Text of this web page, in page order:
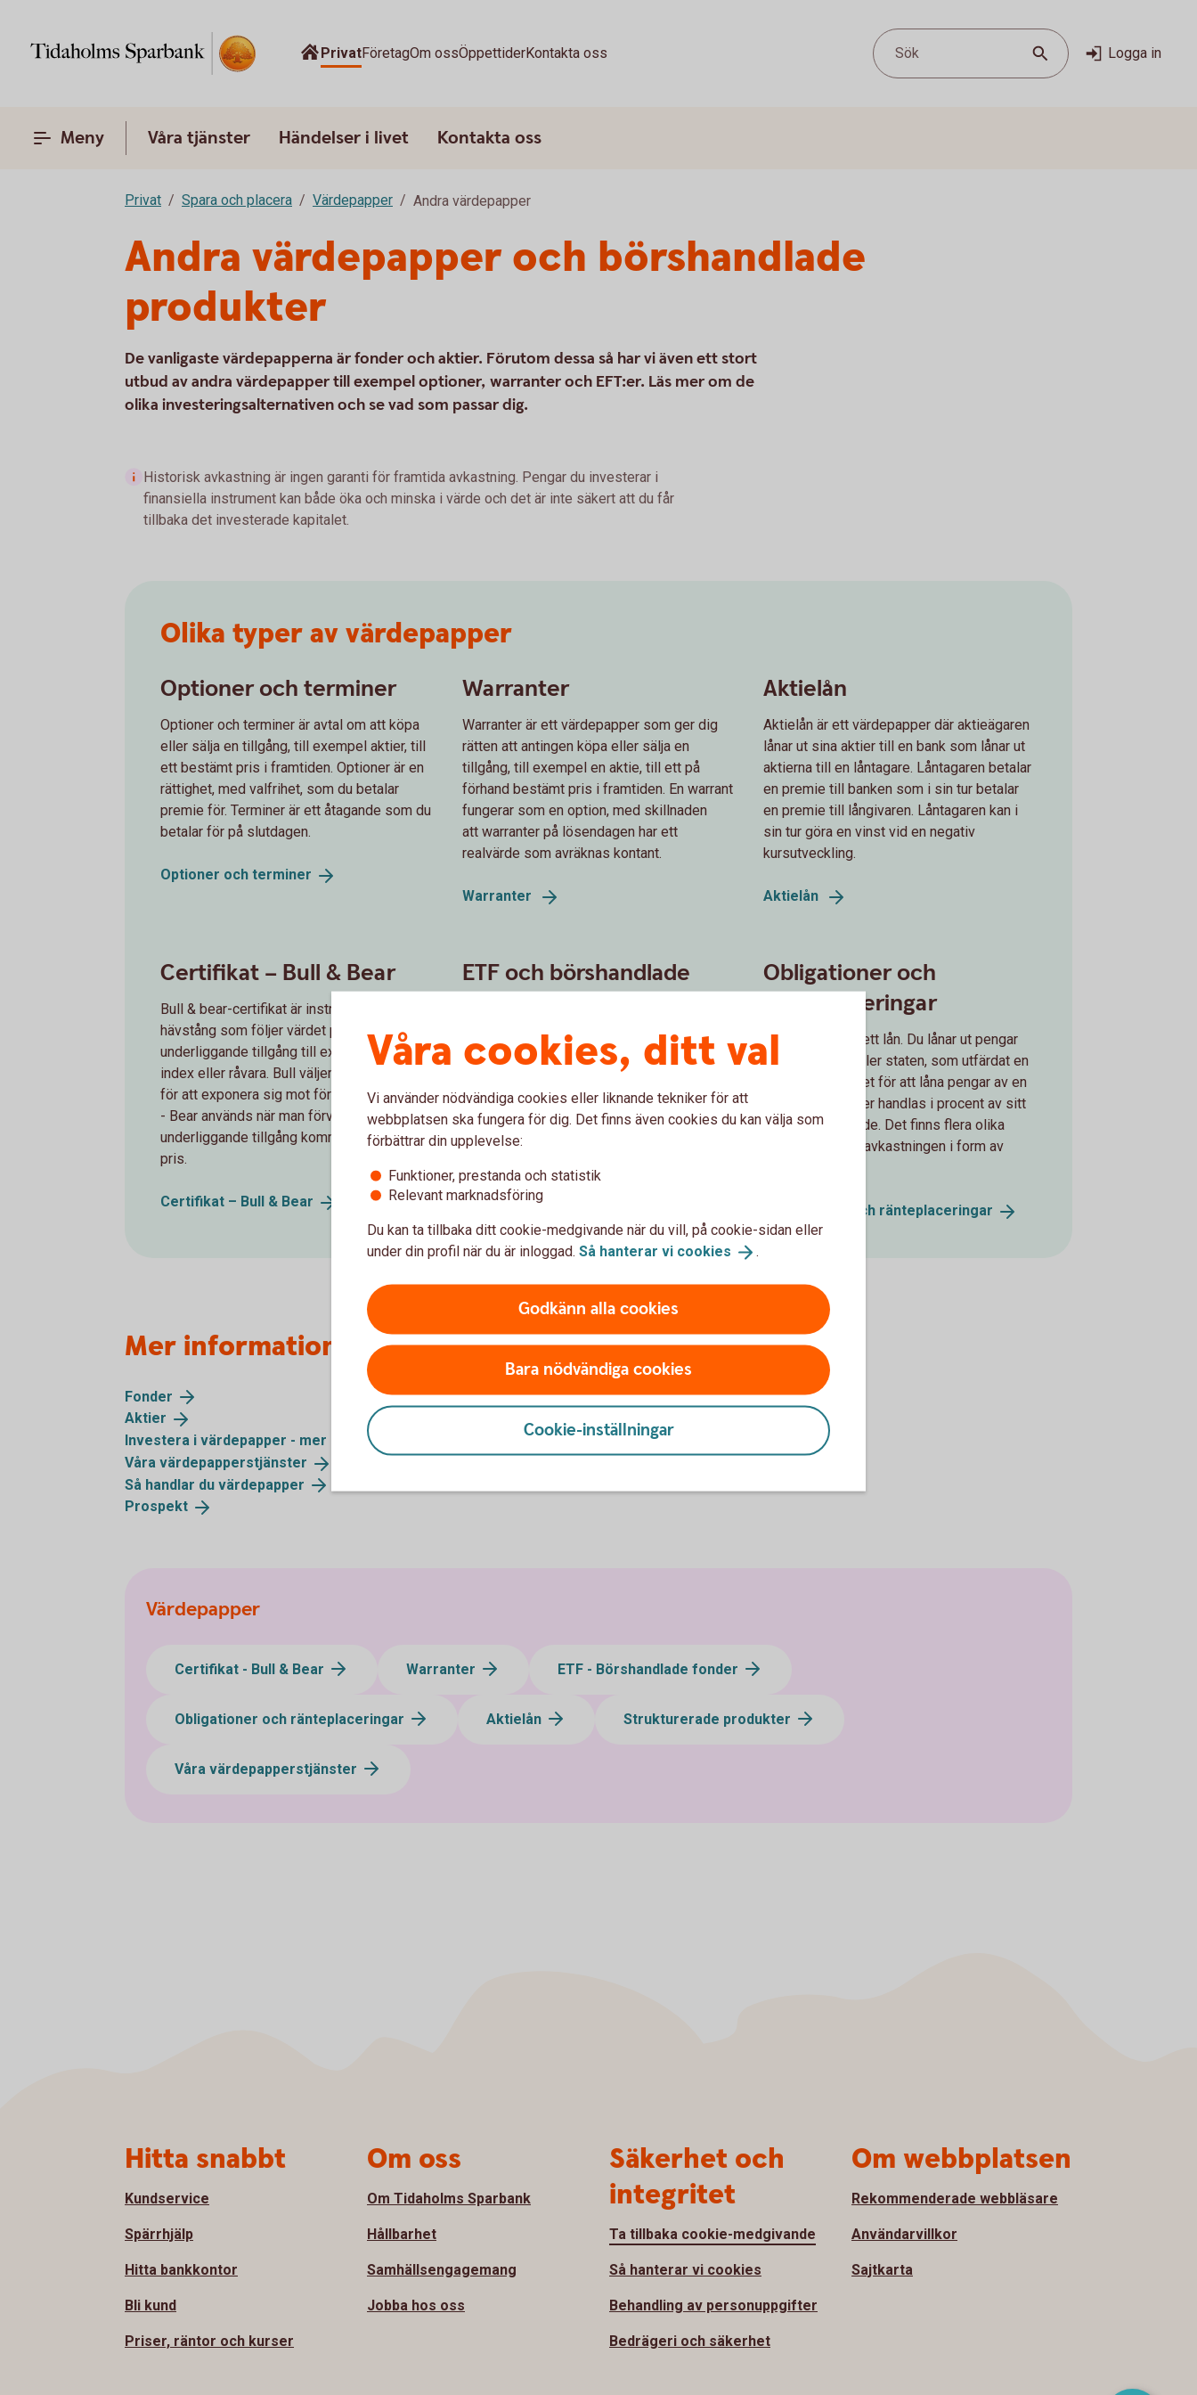
PrivatFöretagOm ossÖppettiderKontakta oss Sök Logga in
Meny Våra tjänster Händelser i livet Kontakta oss
Privat Spara och placera Värdepapper Andra värdepapper
Andra värdepapper och börshandlade
produkter
De vanligaste värdepapperna är fonder och aktier. Förutom dessa så har vi även ett stort
utbud av andra värdepapper till exempel optioner, warranter och EFT:er. Läs mer om de
olika investeringsalternativen och se vad som passar dig.
Historisk avkastning är ingen garanti för framtida avkastning. Pengar du investerar i
finansiella instrument kan både öka och minska i värde och det är inte säkert att du får
tillbaka det investerade kapitalet.
Olika typer av värdepapper
Optioner och terminer
Optioner och terminer är avtal om att köpa
eller sälja en tillgång, till exempel aktier, till
ett bestämt pris i framtiden. Optioner är en
rättighet, med valfrihet, som du betalar
premie för. Terminer är ett åtagande som du
betalar för på slutdagen.
Optioner och terminer
Warranter
Warranter är ett värdepapper som ger dig
rätten att antingen köpa eller sälja en
tillgång, till exempel en aktie, till ett på
förhand bestämt pris i framtiden. En warrant
fungerar som en option, med skillnaden
att warranter på lösendagen har ett
realvärde som avräknas kontant.
Warranter
Aktielån
Aktielån är ett värdepapper där aktieägaren
lånar ut sina aktier till en bank som lånar ut
aktierna till en låntagare. Låntagaren betalar
en premie till banken som i sin tur betalar
en premie till långivaren. Låntagaren kan i
sin tur göra en vinst vid en negativ
kursutveckling.
Aktielån
Certifikat – Bull & Bear
Bull & bear-certifikat är instrument med
hävstång som följer värdet på en
underliggande tillgång till exempel en aktie,
index eller råvara. Bull väljer kan användas
för att exponera sig mot förväntad uppgång
- Bear används när man förväntar sig att
underliggande tillgång kommer att minska i
pris.
Certifikat – Bull & Bear
ETF och börshandlade
ETF (Exchange Traded Fund) är en
börshandlad fond som kombinerar aktiens
riskspridning. ETF följer utvecklingen på en
underliggande tillgång, till exempel ett
index, en råvara eller en valuta. Den kan vara
med eller utan hävstång.
Obligationer och
ränteplaceringar
En obligation är ett lån. Du lånar ut pengar
till ett företag, eller staten, som utfärdat en
obligation i stället för att låna pengar av en
bank. Obligationer handlas i procent av sitt
ursprungliga värde. Det finns flera olika
typer och du får avkastningen i form av
Obligationer och ränteplaceringar
Mer information
Fonder
Aktier
Investera i värdepapper - mer
information
Våra värdepapperstjänster
Så handlar du värdepapper
Prospekt
Värdepapper
Certifikat - Bull & Bear Warranter ETF - Börshandlade fonder
Obligationer och ränteplaceringar Aktielån Strukturerade produkter
Våra värdepapperstjänster
Våra cookies, ditt val
Vi använder nödvändiga cookies eller liknande tekniker för att
webbplatsen ska fungera för dig. Det finns även cookies du kan välja som
förbättrar din upplevelse:
Funktioner, prestanda och statistik
Relevant marknadsföring
Du kan ta tillbaka ditt cookie-medgivande när du vill, på cookie-sidan eller
under din profil när du är inloggad. Så hanterar vi cookies .
Godkänn alla cookies
Bara nödvändiga cookies
Cookie-inställningar
Hitta snabbt
Kundservice
Spärrhjälp
Hitta bankkontor
Bli kund
Priser, räntor och kurser
Om oss
Om Tidaholms Sparbank
Hållbarhet
Samhällsengagemang
Jobba hos oss
Säkerhet och
integritet
Ta tillbaka cookie-medgivande
Så hanterar vi cookies
Behandling av personuppgifter
Bedrägeri och säkerhet
Om webbplatsen
Rekommenderade webbläsare
Användarvillkor
Sajtkarta